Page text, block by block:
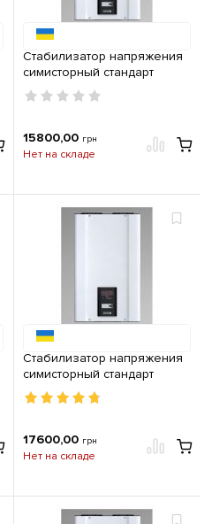
Стабилизатор напряжения
симисторный стандарт
5,5кВА Элекс Ампер У 12-1-
25А v2.1
15800,00 грн
Нет на складе
Стабилизатор напряжения
симисторный стандарт
9,0кВА Элекс АМПЕР У 12-1-
40А v2.1
17600,00 грн
Нет на складе